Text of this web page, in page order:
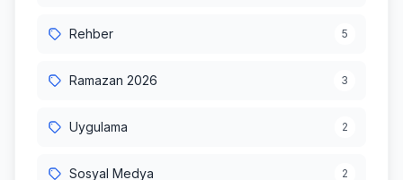
Rehber 5
Ramazan 2026 3
Uygulama 2
Sosyal Medya 2